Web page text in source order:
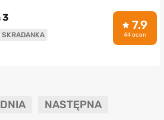
3
SKRADANKA
7.9
44 ocen
NASTĘPNA